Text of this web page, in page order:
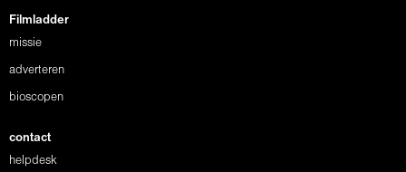
Filmladder
missie
adverteren
bioscopen
contact
helpdesk